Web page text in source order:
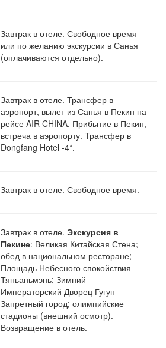
Завтрак в отеле. Свободное время
или по желанию экскурсии в Санья
(оплачиваются отдельно).
Завтрак в отеле. Трансфер в
аэропорт, вылет из Санья в Пекин на
рейсе AIR CHINA. Прибытие в Пекин,
встреча в аэропорту. Трансфер в
Dongfang Hotel -4*.
Завтрак в отеле. Свободное время.
Завтрак в отеле.Экскурсия в
Пекине: Великая Китайская Стена;
обед в национальном ресторане;
Площадь Небесного спокойствия
Тяньаньмэнь; Зимний
Императорский Дворец Гугун -
Запретный город; олимпийские
стадионы (внешний осмотр).
Возвращение в отель.